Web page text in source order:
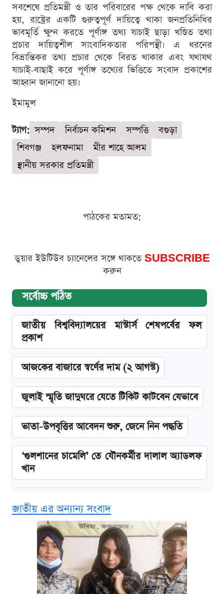
সবশেষে প্রতিমন্ত্রী ও তার পরিবারের পক্ষ থেকে দাবি করা
হয়, রাষ্ট্রের একটি গুরুত্বপূর্ণ দায়িত্বে থাকা জনপ্রতিনিধির
ভাবমূর্তি ক্ষুণ্ন করতে পূর্ণাঙ্গ তথ্য যাচাই ছাড়া খণ্ডিত তথ্য
প্রচার দায়িত্বশীল সাংবাদিকতার পরিপন্থী। এ ধরনের
বিভ্রান্তিকর তথ্য প্রচার থেকে বিরত থাকার এবং যথাযথ
যাচাই-বাছাই করে পূর্ণাঙ্গ তথ্যের ভিত্তিতে সংবাদ প্রকাশের
আহ্বান জানানো হয়।
ইমামুল
ট্যাগ: সম্পদ নির্বাচন কমিশন সম্পত্তি
বগুড়া
শিবগঞ্জ
হলফনামা
মীর শাহে আলম
স্থানীয় সরকার প্রতিমন্ত্রী
পাঠকের মতামত:
ডুয়ার ইউটিউব চ্যানেলের সঙ্গে থাকতে SUBSCRIBE
করুন
সর্বোচ্চ পঠিত
জাতীয় বিশ্ববিদ্যালয়ের মাস্টার্স শেষপর্বের ফল
প্রকাশ
আজকের বাজারে স্বর্ণের দাম (২ আগস্ট)
জুলাই স্মৃতি জাদুঘরে যেতে টিকিট কাটবেন যেভাবে
ভাতা-উপবৃত্তির আবেদন শুরু, জেনে নিন পদ্ধতি
‘গুলশানের চামেলি’ তে যৌনকর্মীর দালাল অ্যাডলফ
খান
এক ক্লিকে জেনে নিন আইফোন ১৮ প্রো ম্যাক্সের
দাম ও ফিচার
আজকের বাজারে স্বর্ণের দাম (৪ আগস্ট)
জাতীয় এর অন্যান্য সংবাদ